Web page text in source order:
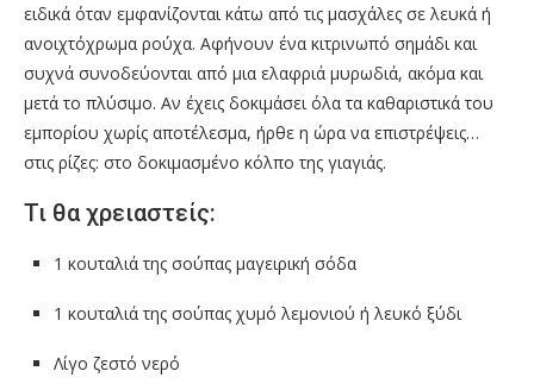
ειδικά όταν εμφανίζονται κάτω από τις μασχάλες σε λευκά ή
ανοιχτόχρωμα ρούχα. Αφήνουν ένα κιτρινωπό σημάδι και
συχνά συνοδεύονται από μια ελαφριά μυρωδιά, ακόμα και
μετά το πλύσιμο. Αν έχεις δοκιμάσει όλα τα καθαριστικά του
εμπορίου χωρίς αποτέλεσμα, ήρθε η ώρα να επιστρέψεις…
στις ρίζες: στο δοκιμασμένο κόλπο της γιαγιάς.
Τι θα χρειαστείς:
1 κουταλιά της σούπας μαγειρική σόδα
1 κουταλιά της σούπας χυμό λεμονιού ή λευκό ξύδι
Λίγο ζεστό νερό